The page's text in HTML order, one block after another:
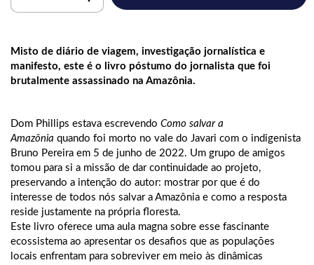
Misto de diário de viagem, investigação jornalística e
manifesto, este é o livro póstumo do jornalista que foi
brutalmente assassinado na Amazônia.
Dom Phillips estava escrevendo Como salvar a
Amazônia quando foi morto no vale do Javari com o indigenista
Bruno Pereira em 5 de junho de 2022. Um grupo de amigos
tomou para si a missão de dar continuidade ao projeto,
preservando a intenção do autor: mostrar por que é do
interesse de todos nós salvar a Amazônia e como a resposta
reside justamente na própria floresta.
Este livro oferece uma aula magna sobre esse fascinante
ecossistema ao apresentar os desafios que as populações
locais enfrentam para sobreviver em meio às dinâmicas